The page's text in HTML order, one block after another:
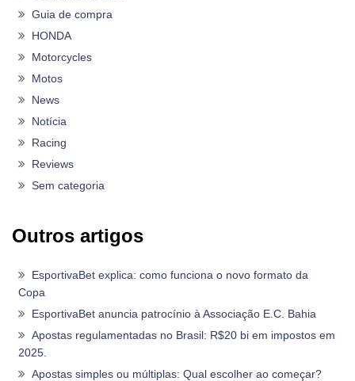
Guia de compra
HONDA
Motorcycles
Motos
News
Notícia
Racing
Reviews
Sem categoria
Outros artigos
EsportivaBet explica: como funciona o novo formato da
Copa
EsportivaBet anuncia patrocínio à Associação E.C. Bahia
Apostas regulamentadas no Brasil: R$20 bi em impostos em
2025.
Apostas simples ou múltiplas: Qual escolher ao começar?